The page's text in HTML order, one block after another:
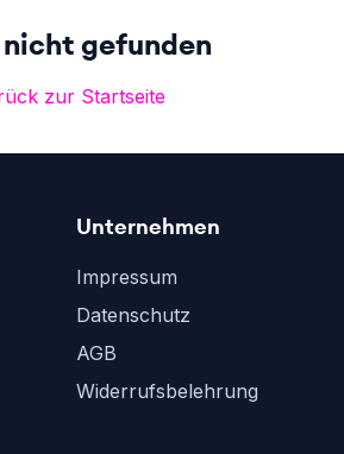
gefunden
zur Startseite
Unternehmen
Impressum
Datenschutz
AGB
Widerrufsbelehrung